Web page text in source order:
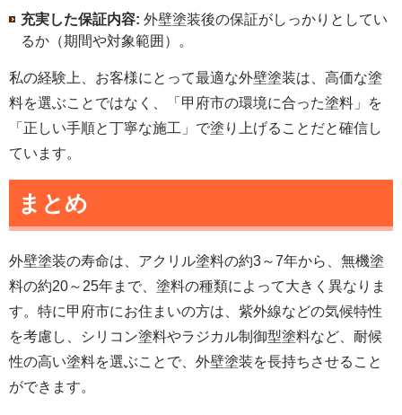
充実した保証内容: 外壁塗装後の保証がしっかりとしてい
るか（期間や対象範囲）。
私の経験上、お客様にとって最適な外壁塗装は、高価な塗
料を選ぶことではなく、「甲府市の環境に合った塗料」を
「正しい手順と丁寧な施工」で塗り上げることだと確信し
ています。
まとめ
外壁塗装の寿命は、アクリル塗料の約3～7年から、無機塗
料の約20～25年まで、塗料の種類によって大きく異なりま
す。特に甲府市にお住まいの方は、紫外線などの気候特性
を考慮し、シリコン塗料やラジカル制御型塗料など、耐候
性の高い塗料を選ぶことで、外壁塗装を長持ちさせること
ができます。